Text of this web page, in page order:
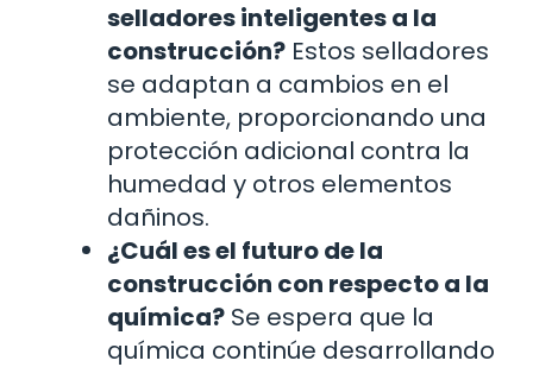
selladores inteligentes a la
construcción? Estos selladores
se adaptan a cambios en el
ambiente, proporcionando una
protección adicional contra la
humedad y otros elementos
dañinos.
¿Cuál es el futuro de la
construcción con respecto a la
química? Se espera que la
química continúe desarrollando